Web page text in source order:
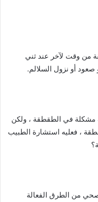
وقت لآخر عند ثني
صعود أو نزول السلالم.
مشكلة في الطقطقة ، ولكن
، فعليه استشارة الطبيب
صحي من الطرق الفعالة